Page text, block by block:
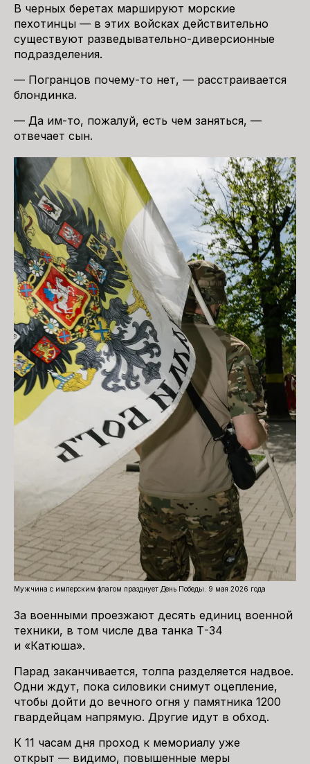
В черных беретах маршируют морские
пехотинцы — в этих войсках действительно
существуют разведывательно-диверсионные
подразделения.
— Погранцов почему-то нет, — расстраивается
блондинка.
— Да им-то, пожалуй, есть чем заняться, —
отвечает сын.
Мужчина с имперским флагом празднует День Победы. 9 мая 2026 года
За военными проезжают десять единиц военной
техники, в том числе два танка Т-34
и «Катюша».
Парад заканчивается, толпа разделяется надвое.
Одни ждут, пока силовики снимут оцепление,
чтобы дойти до вечного огня у памятника 1200
гвардейцам напрямую. Другие идут в обход.
К 11 часам дня проход к мемориалу уже
открыт — видимо, повышенные меры